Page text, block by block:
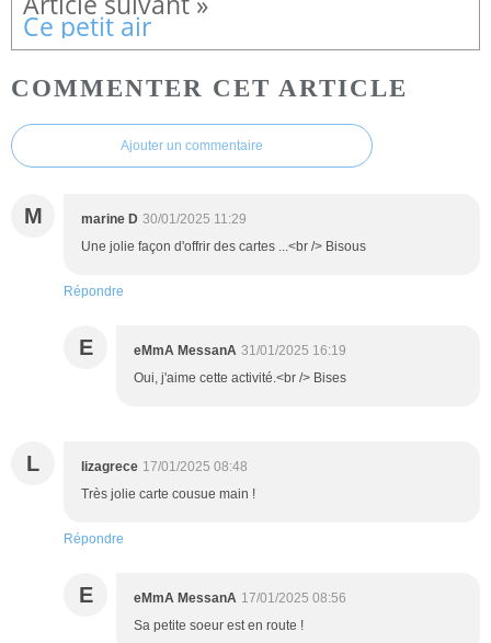
Ce petit air
COMMENTER CET ARTICLE
Ajouter un commentaire
M marine D 30/01/2025 11:29
Une jolie façon d'offrir des cartes ...<br /> Bisous
Répondre
E eMmA MessanA 31/01/2025 16:19
Oui, j'aime cette activité.<br /> Bises
L lizagrece 17/01/2025 08:48
Très jolie carte cousue main !
Répondre
E eMmA MessanA 17/01/2025 08:56
Sa petite soeur est en route !